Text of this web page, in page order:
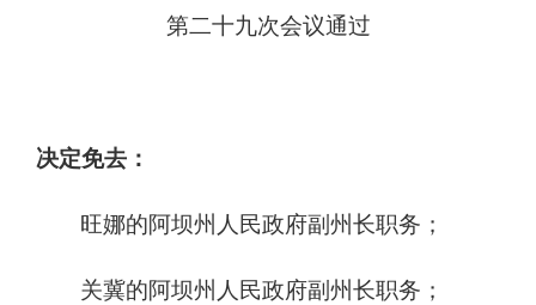
第二十九次会议通过
决定免去：
旺娜的阿坝州人民政府副州长职务；
关冀的阿坝州人民政府副州长职务；